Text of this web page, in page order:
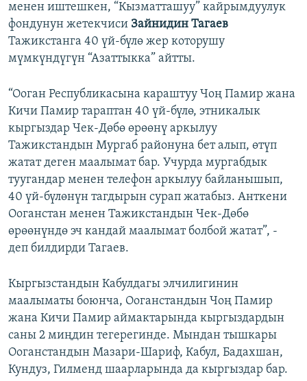
менен иштешкен, “Кызматташуу” кайрымдуулук
фондунун жетекчиси Зайнидин Тагаев
Тажикстанга 40 үй-бүлө жер которушу
мүмкүндүгүн “Азаттыкка” айтты.
“Ооган Республикасына караштуу Чоң Памир жана
Кичи Памир тараптан 40 үй-бүлө, этникалык
кыргыздар Чек-Дөбө өрөөнү аркылуу
Тажикстандын Мургаб районуна бет алып, өтүп
жатат деген маалымат бар. Учурда мургабдык
туугандар менен телефон аркылуу байланышып,
40 үй-бүлөнүн тагдырын сурап жатабыз. Анткени
Ооганстан менен Тажикстандын Чек-Дөбө
өрөөнүндө эч кандай маалымат болбой жатат”, -
деп билдирди Тагаев.
Кыргызстандын Кабулдагы элчилигинин
маалыматы боюнча, Ооганстандын Чоң Памир
жана Кичи Памир аймактарында кыргыздардын
саны 2 миңдин тегерегинде. Мындан тышкары
Ооганстандын Мазари-Шариф, Кабул, Бадахшан,
Кундуз, Гилменд шаарларында да кыргыздар бар.